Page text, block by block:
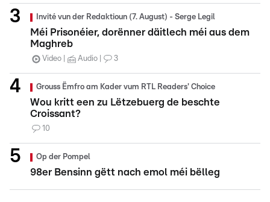
Invité vun der Redaktioun (7. August) - Serge Legil
Méi Prisonéier, dorënner däitlech méi aus dem
Maghreb
Video Audio 3
Grouss Ëmfro am Kader vum RTL Readers' Choice
Wou kritt een zu Lëtzebuerg de beschte
Croissant?
10
Op der Pompel
98er Bensinn gëtt nach emol méi bëlleg